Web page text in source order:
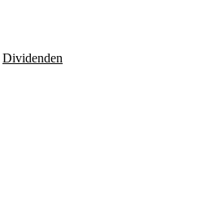
Dividenden